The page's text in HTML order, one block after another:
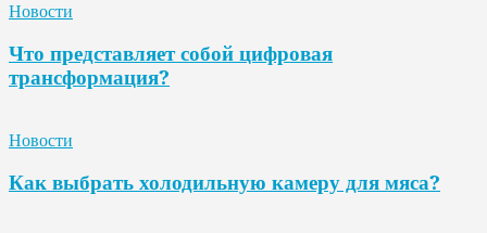
Новости
Что представляет собой цифровая
трансформация?
Новости
Как выбрать холодильную камеру для мяса?